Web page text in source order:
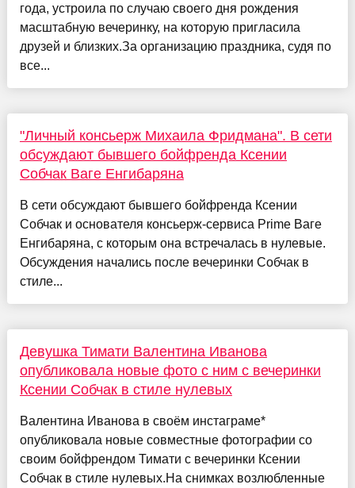
года, устроила по случаю своего дня рождения
масштабную вечеринку, на которую пригласила
друзей и близких.За организацию праздника, судя по
все...
"Личный консьерж Михаила Фридмана". В сети
обсуждают бывшего бойфренда Ксении
Собчак Ваге Енгибаряна
В сети обсуждают бывшего бойфренда Ксении
Собчак и основателя консьерж-сервиса Prime Ваге
Енгибаряна, с которым она встречалась в нулевые.
Обсуждения начались после вечеринки Собчак в
стиле...
Девушка Тимати Валентина Иванова
опубликовала новые фото с ним с вечеринки
Ксении Собчак в стиле нулевых
Валентина Иванова в своём инстаграме*
опубликовала новые совместные фотографии со
своим бойфрендом Тимати с вечеринки Ксении
Собчак в стиле нулевых.На снимках возлюбленные